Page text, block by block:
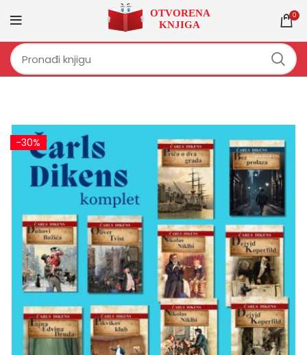
0
-30%